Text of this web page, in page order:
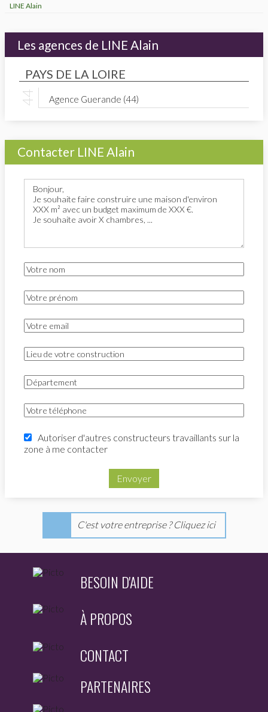
LINE Alain
Les agences de LINE Alain
PAYS DE LA LOIRE
Agence Guerande (44)
Contacter LINE Alain
Autoriser d'autres constructeurs travaillants sur la
zone à me contacter
Envoyer
C'est votre entreprise ? Cliquez ici
BESOIN D'AIDE
À PROPOS
CONTACT
PARTENAIRES